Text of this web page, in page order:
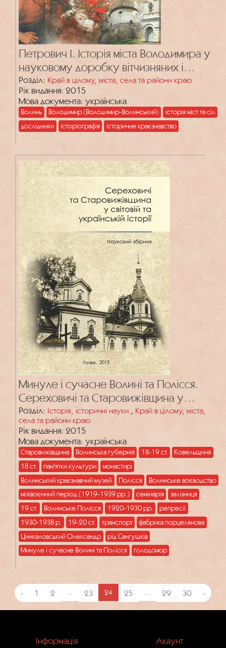
Петрович І. Історія міста Володимира у
науковому доробку вітчизняних і
зарубіжних дослідників
Розділ: Край в цілому, міста, села та райони краю
Рік видання: 2015
Мова документа: українська
Волинь Володимир (Володимир-Волинський)
історія міст та сіл
дослідники
історіографія історичне краєзнавство
Минуле і сучасне Волині та Полісся.
Сереховичі та Старовижівщина у
світовій та українській історії. Вип. 53
Розділ: Історія, історичні науки , Край в цілому, міста,
села та райони краю
Рік видання: 2015
Мова документа: українська
Старовижівщина Волинська губернія 18-19 ст.
Ковельщина
18 ст.
пам'ятки культури
монастирі
Волинський краєзнавчий музей
Полісся
Волинське воєводство
міжвоєнний період (1919-1939 рр.)
семінарія
залізниця
19 ст.
Волинське Полісся 1920-1930 рр.
репресії
1930-1938 р.
19-20 ст. транспорт
фабрика порцелянова
Цинкаловський Олександр
рід Сангушків
Минуле і сучасне Волині та Полісся
голодомор
‹ 1 2 ... 23 24 25 ... 29 30 ›
Інформація Акаунт